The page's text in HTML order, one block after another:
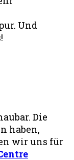
Und
Die
haben,
wir uns für